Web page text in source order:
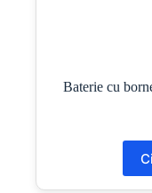
Baterie cu